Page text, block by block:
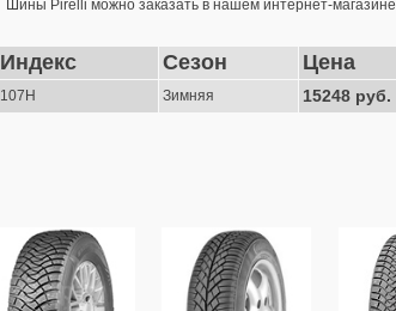
Шины Pirelli можно заказать в нашем интернет-магазине
Индекс Сезон Цена
107H Зимняя 15248 руб.